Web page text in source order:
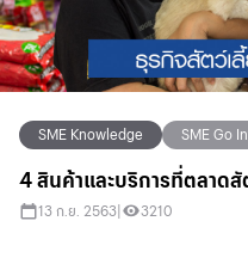
SME Knowledge SME Go
4 สินค้าและบริการที่ตลาดสั
13 ก.ย. 2563 3210